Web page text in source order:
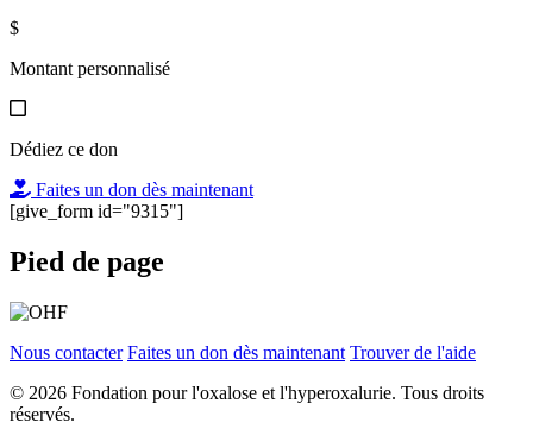
$
Montant personnalisé
Dédiez ce don
Faites un don dès maintenant
[give_form id="9315"]
Pied de page
Nous contacter Faites un don dès maintenant Trouver de l'aide
© 2026 Fondation pour l'oxalose et l'hyperoxalurie. Tous droits
réservés.